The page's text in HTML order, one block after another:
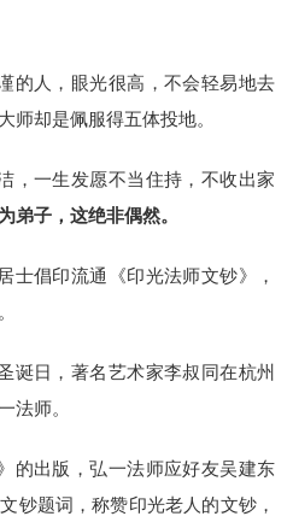
的人，眼光很高，不会轻易地去
师却是佩服得五体投地。
，一生发愿不当住持，不收出家
弟子，这绝非偶然。
士倡印流通《印光法师文钞》，
诞日，著名艺术家李叔同在杭州
法师。
的出版，弘一法师应好友吴建东
钞题词，称赞印光老人的文钞，